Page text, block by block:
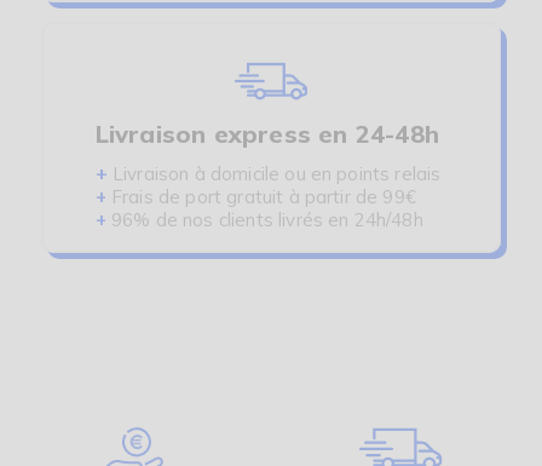
Livraison express en 24-48h
+ Livraison à domicile ou en points relais
+ Frais de port gratuit à partir de 99€
+ 96% de nos clients livrés en 24h/48h